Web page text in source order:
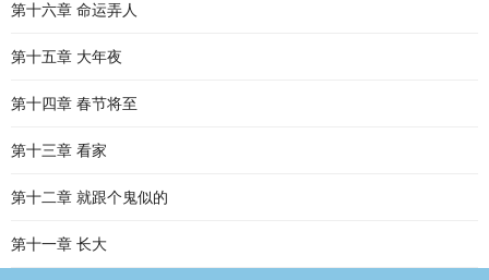
第十六章 命运弄人
第十五章 大年夜
第十四章 春节将至
第十三章 看家
第十二章 就跟个鬼似的
第十一章 长大